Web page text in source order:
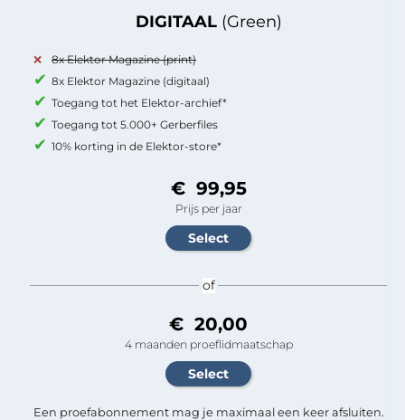
DIGITAAL (Green)
8x Elektor Magazine (print)
8x Elektor Magazine (digitaal)
Toegang tot het Elektor-archief*
Toegang tot 5.000+ Gerberfiles
10% korting in de Elektor-store*
€ 99,95
Prijs per jaar
of
€ 20,00
4 maanden proeflidmaatschap
Een proefabonnement mag je maximaal een keer afsluiten.